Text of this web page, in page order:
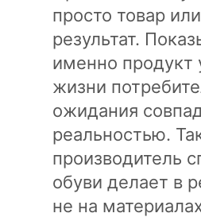
просто товар
результат.
именно продукт
жизни
ожидания
реальностью.
производитель
обуви делает в
не на